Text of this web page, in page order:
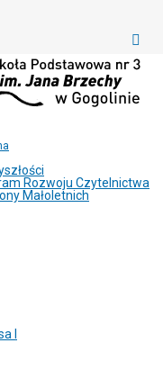
Rozwoju Czytelnictwa
Małoletnich
I